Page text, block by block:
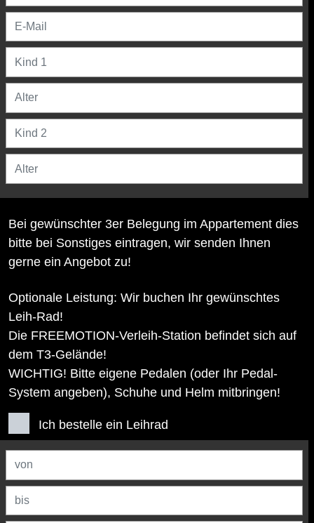
Bei gewünschter 3er Belegung im Appartement dies
bitte bei Sonstiges eintragen, wir senden Ihnen
gerne ein Angebot zu!
Optionale Leistung: Wir buchen Ihr gewünschtes
Leih-Rad!
Die FREEMOTION-Verleih-Station befindet sich auf
dem T3-Gelände!
WICHTIG! Bitte eigene Pedalen (oder Ihr Pedal-
System angeben), Schuhe und Helm mitbringen!
Ich bestelle ein Leihrad